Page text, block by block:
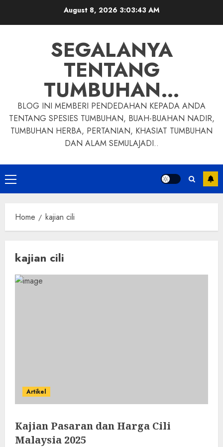
August 8, 2026 3:03:44 AM
SEGALANYA
TENTANG
TUMBUHAN…
BLOG INI MEMBERI PENDEDAHAN KEPADA ANDA
TENTANG SPESIES TUMBUHAN, BUAH-BUAHAN NADIR,
TUMBUHAN HERBA, PERTANIAN, KHASIAT TUMBUHAN
DAN ALAM SEMULAJADI..
Primary
Menu
Home kajian cili
kajian cili
Artikel
Kajian Pasaran dan Harga Cili
Malaysia 2025